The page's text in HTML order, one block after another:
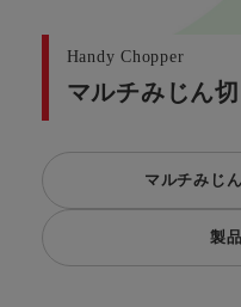
Handy Chopper
マルチみじん
マルチみじ
製